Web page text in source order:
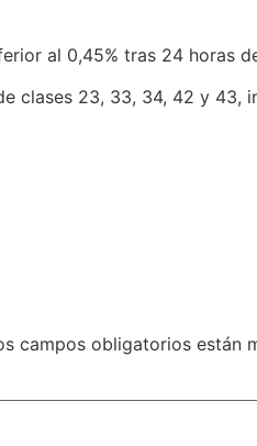
al 0,45% tras 24 horas
clases 23, 33, 34, 42 y
campos obligatorios están